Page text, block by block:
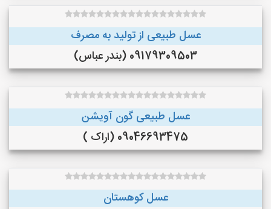
عسل طبیعی از تولید به مصرف
09179309503 (بندر عباس)
عسل طبیعی گون آویشن
09046693475 (اراک )
عسل کوهستان